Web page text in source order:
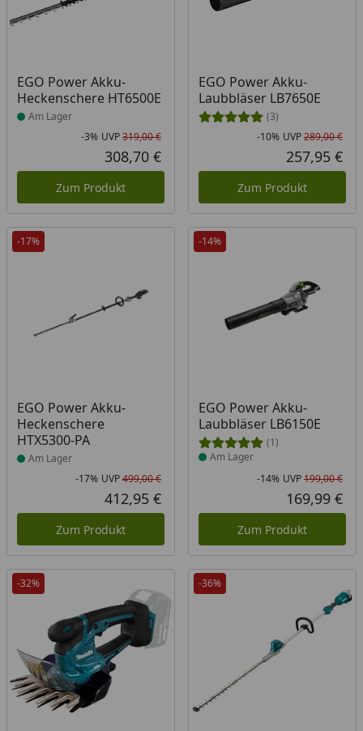
EGO Power Akku-
Heckenschere HT6500E
Produkt am Lager
Am Lager
Rabatt in Prozent
-3%
Ursprünglicher Preis
UVP319,00 €
Aktueller Preis
308,70 €
Zum Produkt
EGO Power Akku-
Laubbläser LB7650E
(3)
-10% UVP289,00 €
257,95 €
Zum Produkt
-17%
EGO Power Akku-
Heckenschere
HTX5300-PA
Produkt am Lager
Am Lager
Rabatt in Prozent
-17%
Ursprünglicher Preis
UVP499,00 €
Aktueller Preis
412,95 €
Zum Produkt
-14%
EGO Power Akku-
Laubbläser LB6150E
(1)
Produkt am Lager
Am Lager
-14% UVP199,00 €
169,99 €
Zum Produkt
-32% -36%